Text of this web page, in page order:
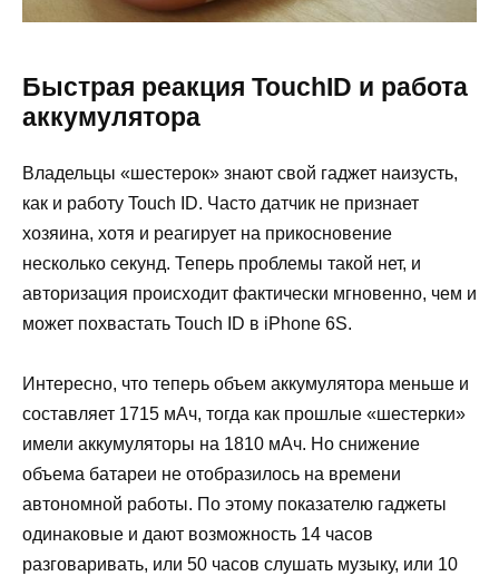
Быстрая реакция TouchID и работа
аккумулятора
Владельцы «шестерок» знают свой гаджет наизусть,
как и работу Touch ID. Часто датчик не признает
хозяина, хотя и реагирует на прикосновение
несколько секунд. Теперь проблемы такой нет, и
авторизация происходит фактически мгновенно, чем и
может похвастать Touch ID в iPhone 6S.
Интересно, что теперь объем аккумулятора меньше и
составляет 1715 мАч, тогда как прошлые «шестерки»
имели аккумуляторы на 1810 мАч. Но снижение
объема батареи не отобразилось на времени
автономной работы. По этому показателю гаджеты
одинаковые и дают возможность 14 часов
разговаривать, или 50 часов слушать музыку, или 10